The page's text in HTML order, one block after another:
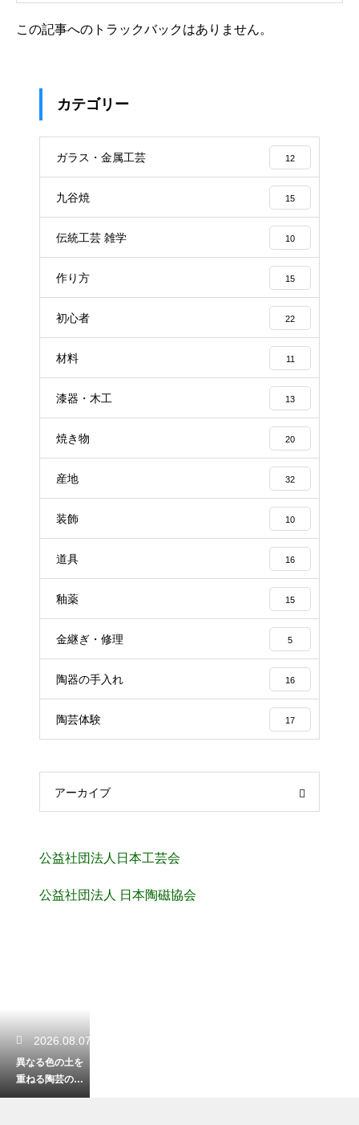
この記事へのトラックバックはありません。
カテゴリー
ガラス・金属工芸 12
九谷焼 15
伝統工芸 雑学 10
作り方 15
初心者 22
材料 11
漆器・木工 13
焼き物 20
産地 32
装飾 10
道具 16
釉薬 15
金継ぎ・修理 5
陶器の手入れ 16
陶芸体験 17
アーカイブ
公益社団法人日本工芸会
公益社団法人 日本陶磁協会
2026.08.07
異なる色の土を
重ねる陶芸の練
り込み技法！断